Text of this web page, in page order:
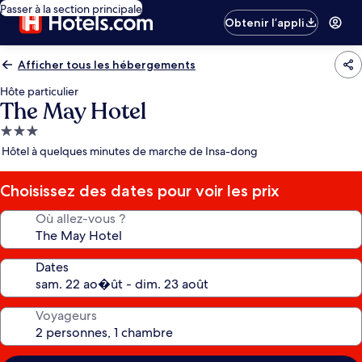
Passer à la section principale
Obtenir l’appli
Afficher tous les hébergements
Hôte particulier
The May Hotel
Hébergement
3.0 étoiles
Hôtel à quelques minutes de marche de Insa-dong
Choisissez des dates pour voir les prix
Où allez-vous ?
Dates
Voyageurs